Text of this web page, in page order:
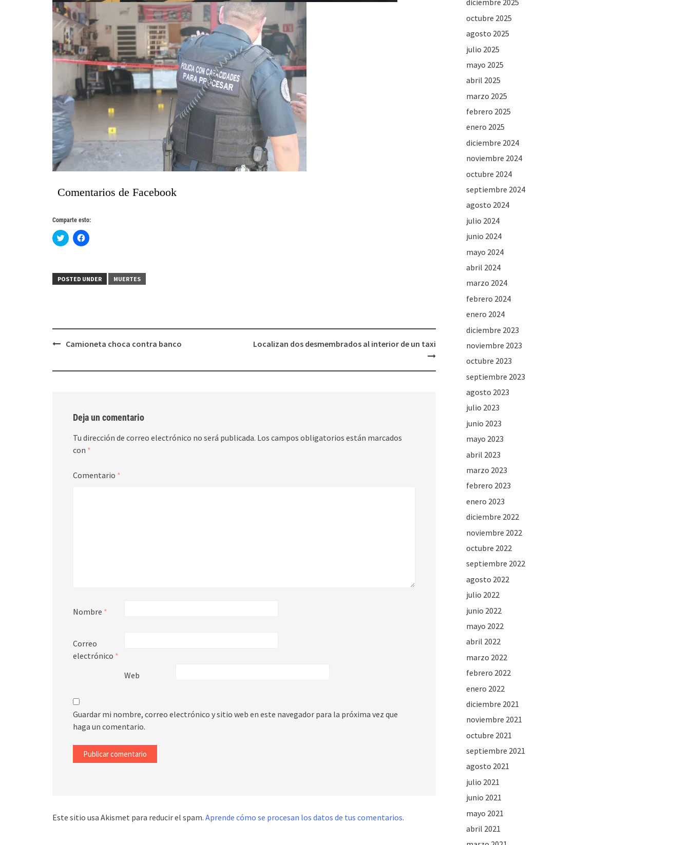
Comentarios de Facebook
Comparte esto:
Haz
clic
(Se
abre
Haz
clic
(Se
abre
POSTED UNDER MUERTES
PostCamioneta choca contra banco Localizan dos desmembrados al interior de un taxi
Deja un comentario
Tu dirección de correo electrónico no será publicada. Los campos obligatorios están marcados
con *
Comentario *
Nombre *
Correo
electrónico *
Web
Guardar mi nombre, correo electrónico y sitio web en este navegador para la próxima vez que
haga un comentario.
Este sitio usa Akismet para reducir el spam. Aprende cómo se procesan los datos de tus comentarios.
diciembre 2025
octubre 2025
agosto 2025
julio 2025
mayo 2025
abril 2025
marzo 2025
febrero 2025
enero 2025
diciembre 2024
noviembre 2024
octubre 2024
septiembre 2024
agosto 2024
julio 2024
junio 2024
mayo 2024
abril 2024
marzo 2024
febrero 2024
enero 2024
diciembre 2023
noviembre 2023
octubre 2023
septiembre 2023
agosto 2023
julio 2023
junio 2023
mayo 2023
abril 2023
marzo 2023
febrero 2023
enero 2023
diciembre 2022
noviembre 2022
octubre 2022
septiembre 2022
agosto 2022
julio 2022
junio 2022
mayo 2022
abril 2022
marzo 2022
febrero 2022
enero 2022
diciembre 2021
noviembre 2021
octubre 2021
septiembre 2021
agosto 2021
julio 2021
junio 2021
mayo 2021
abril 2021